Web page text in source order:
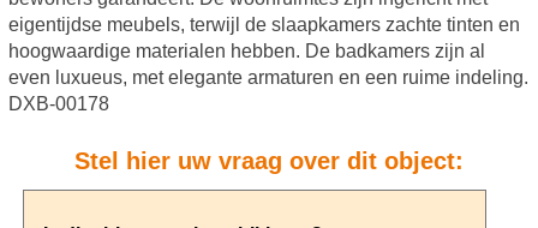
eigentijdse meubels, terwijl de slaapkamers zachte tinten en
hoogwaardige materialen hebben. De badkamers zijn al
even luxueus, met elegante armaturen en een ruime indeling.
DXB-00178
Stel hier uw vraag over dit object: